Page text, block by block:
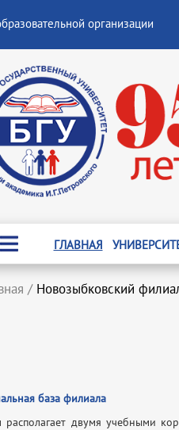
организации
ГЛАВНАЯ
/ Новозыбковский
база филиала
располагает двумя учебными